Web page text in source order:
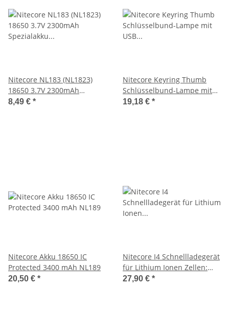
Nitecore NL183 (NL1823)
18650 3.7V 2300mAh
Spezialakku für
8,49 € *
Nitecore Keyring Thumb
Schlüsselbund-Lampe mit
USB Ladefunktion
19,18 € *
Nitecore Akku 18650 IC
Protected 3400 mAh NL189
20,50 € *
Nitecore I4 Schnellladegerät
für Lithium Ionen Zellen:
18650, 16340, RCR123, 14500
27,90 € *